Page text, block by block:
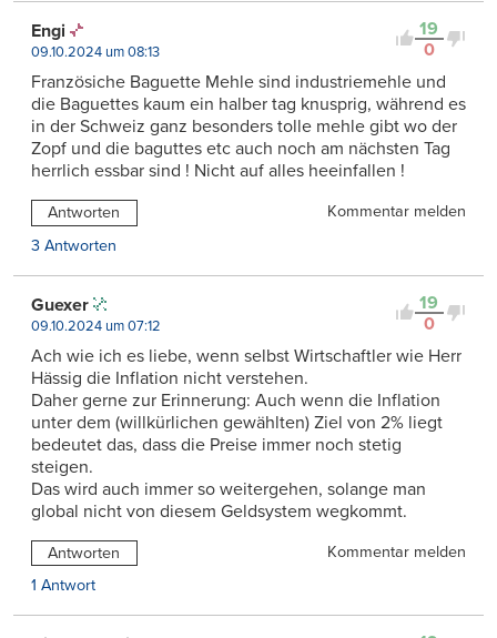
19
0
Engi
09.10.2024 um 08:13
Französiche Baguette Mehle sind industriemehle und
die Baguettes kaum ein halber tag knusprig, während es
in der Schweiz ganz besonders tolle mehle gibt wo der
Zopf und die baguttes etc auch noch am nächsten Tag
herrlich essbar sind ! Nicht auf alles heeinfallen !
Antworten
Kommentar melden
3 Antworten
19
0
Guexer
09.10.2024 um 07:12
Ach wie ich es liebe, wenn selbst Wirtschaftler wie Herr
Hässig die Inflation nicht verstehen.
Daher gerne zur Erinnerung: Auch wenn die Inflation
unter dem (willkürlichen gewählten) Ziel von 2% liegt
bedeutet das, dass die Preise immer noch stetig
steigen.
Das wird auch immer so weitergehen, solange man
global nicht von diesem Geldsystem wegkommt.
Antworten
Kommentar melden
1 Antwort